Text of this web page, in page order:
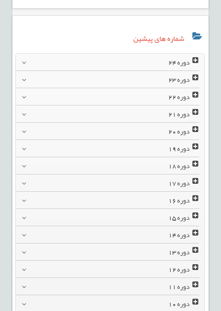
شماره های پیشین
دوره24
دوره23
دوره22
دوره21
دوره20
دوره19
دوره18
دوره17
دوره16
دوره15
دوره14
دوره13
دوره12
دوره11
دوره10